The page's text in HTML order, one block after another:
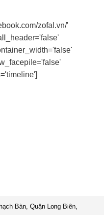
zofal.vn/'
Bàn, Quận Long Biên,